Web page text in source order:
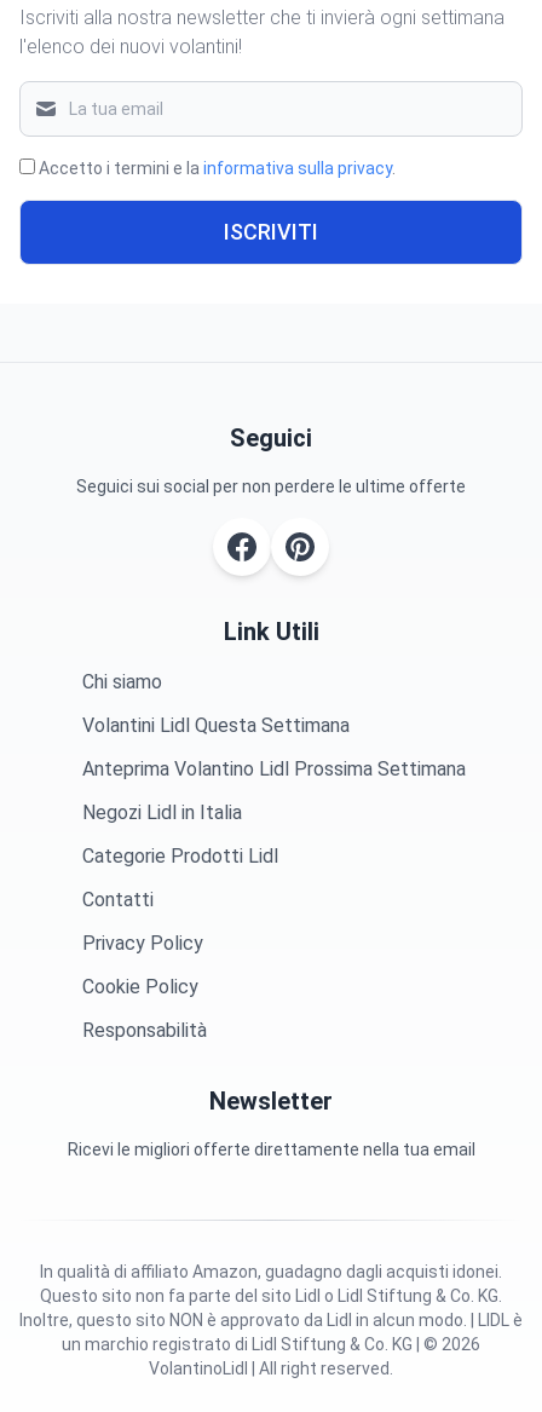
Iscriviti alla nostra newsletter che ti invierà ogni settimana
l'elenco dei nuovi volantini!
Accetto i termini e la informativa sulla privacy.
ISCRIVITI
Seguici
Seguici sui social per non perdere le ultime offerte
Link Utili
Chi siamo
Volantini Lidl Questa Settimana
Anteprima Volantino Lidl Prossima Settimana
Negozi Lidl in Italia
Categorie Prodotti Lidl
Contatti
Privacy Policy
Cookie Policy
Responsabilità
Newsletter
Ricevi le migliori offerte direttamente nella tua email
Questo sito non fa parte del sito Lidl o Lidl Stiftung & Co. KG.
Inoltre, questo sito NON è approvato da Lidl in alcun modo. | LIDL è
un marchio registrato di Lidl Stiftung & Co. KG | © 2026
VolantinoLidl | All right reserved.
In qualità di affiliato Amazon, guadagno dagli acquisti idonei.